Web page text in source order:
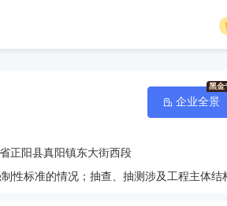
正阳县真阳镇东大街西段
企业全景